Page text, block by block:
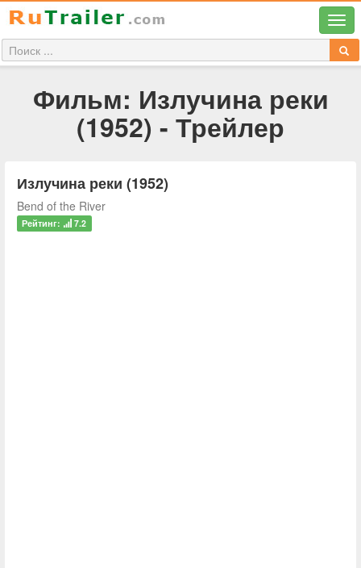
Фильм: Излучина реки
(1952) - Трейлер
Излучина реки (1952)
Bend of the River
Рейтинг: 7.2